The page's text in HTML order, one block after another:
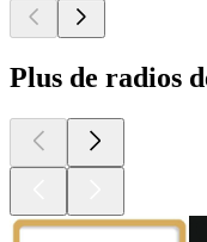
Plus de radios